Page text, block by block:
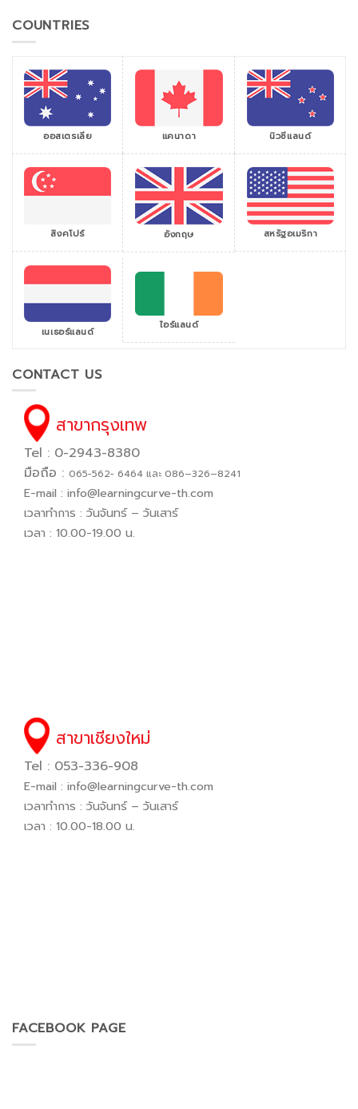
COUNTRIES
ออสเตรเลีย แคนาดา นิวซีแลนด์
สิงคโปร์ อังกฤษ สหรัฐอเมริกา
เนเธอร์แลนด์ ไอร์แลนด์
CONTACT US
สาขากรุงเทพ
Tel : 0-2943-8380
มือถือ : 065−562− 6464 และ 086–326–8241
E-mail : info@learningcurve-th.com
เวลาทำการ : วันจันทร์ – วันเสาร์
เวลา : 10.00-19.00 น.
สาขาเชียงใหม่
Tel : 053-336-908
E-mail : info@learningcurve-th.com
เวลาทำการ : วันจันทร์ – วันเสาร์
เวลา : 10.00-18.00 น.
FACEBOOK PAGE